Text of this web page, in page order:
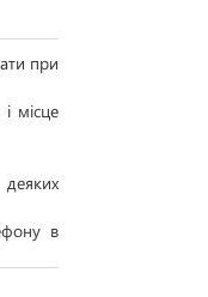
при
місце
в